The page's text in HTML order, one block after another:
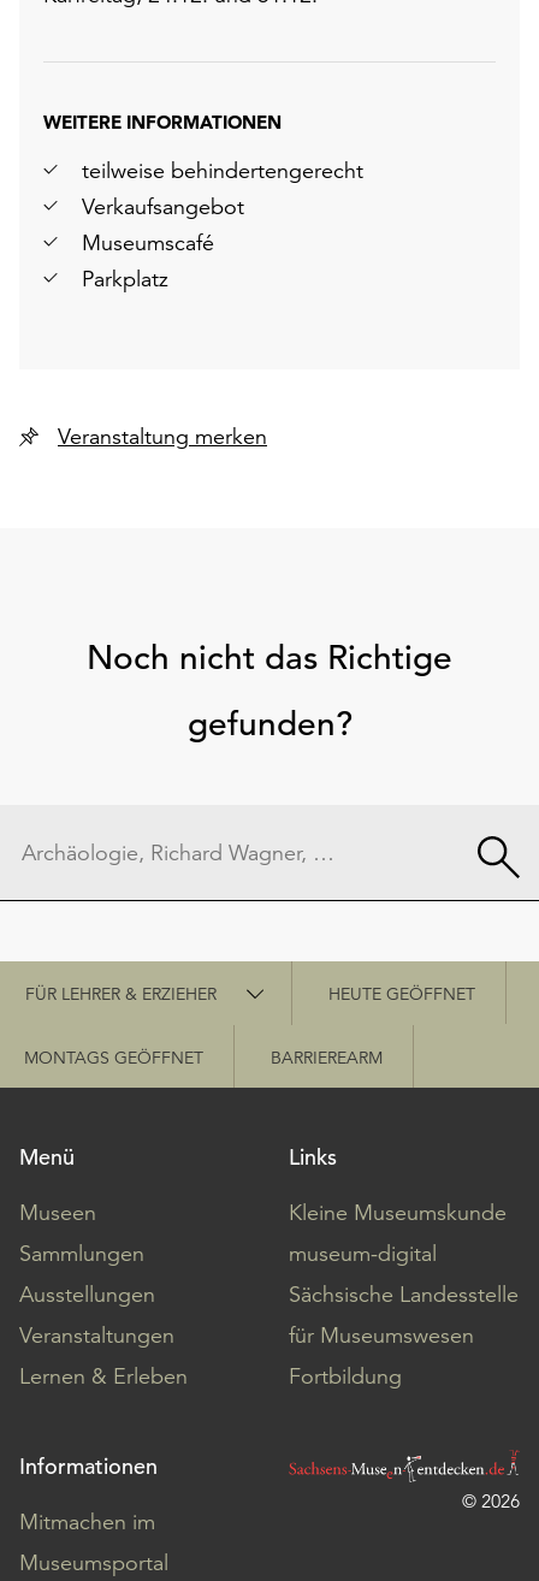
WEITERE INFORMATIONEN
teilweise behindertengerecht
Verkaufsangebot
Museumscafé
Parkplatz
Veranstaltung merken
Noch nicht das Richtige
gefunden?
Schnellzugriff
FÜR LEHRER & ERZIEHER HEUTE GEÖFFNET
MONTAGS GEÖFFNET BARRIEREARM
Menü
Museen
Sammlungen
Ausstellungen
Veranstaltungen
Lernen & Erleben
Links
Kleine Museumskunde
museum-digital
Sächsische Landesstelle
für Museumswesen
Fortbildung
Informationen
Mitmachen im
Museumsportal
© 2026